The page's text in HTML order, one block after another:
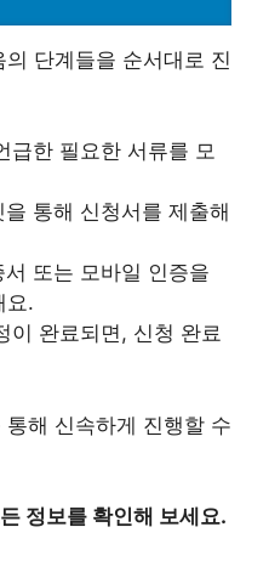
단계들을 순서대로 진
급한 필요한 서류를 모
을 통해 신청서를 제출해
서 또는 모바일 인증을
요.
이 완료되면, 신청 완료
해 신속하게 진행할 수
정보를 확인해 보세요.